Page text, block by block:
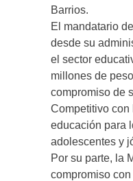
Barrios.
El mandatario
desde su
el sector
millones de
compromiso de
Competitivo con
educación para
adolescentes y
Por su parte, la
compromiso